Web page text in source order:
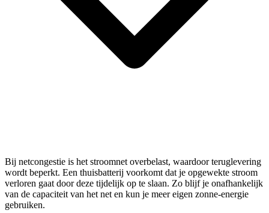
Bij netcongestie is het stroomnet overbelast, waardoor teruglevering
wordt beperkt. Een thuisbatterij voorkomt dat je opgewekte stroom
verloren gaat door deze tijdelijk op te slaan. Zo blijf je onafhankelijk
van de capaciteit van het net en kun je meer eigen zonne-energie
gebruiken.